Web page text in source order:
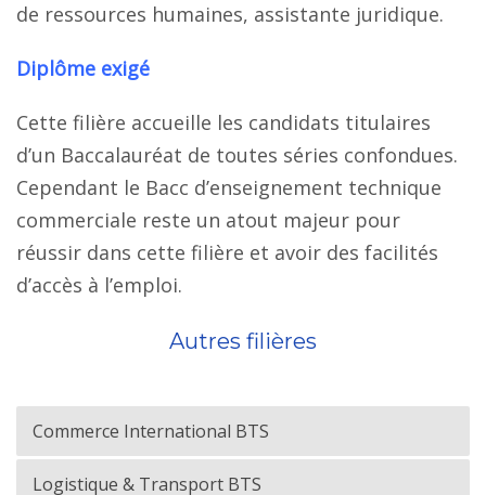
de ressources humaines, assistante juridique.
Diplôme exigé
Cette filière accueille les candidats titulaires
d’un Baccalauréat de toutes séries confondues.
Cependant le Bacc d’enseignement technique
commerciale reste un atout majeur pour
réussir dans cette filière et avoir des facilités
d’accès à l’emploi.
Autres filières
Commerce International BTS
Logistique & Transport BTS